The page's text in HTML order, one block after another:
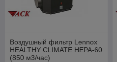
Воздушный фильтр Lennox
HEALTHY CLIMATE HEPA-60
(850 м3/час)